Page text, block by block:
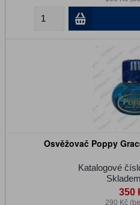
Osvěžovač Poppy
Katalogové
350
290 Kč